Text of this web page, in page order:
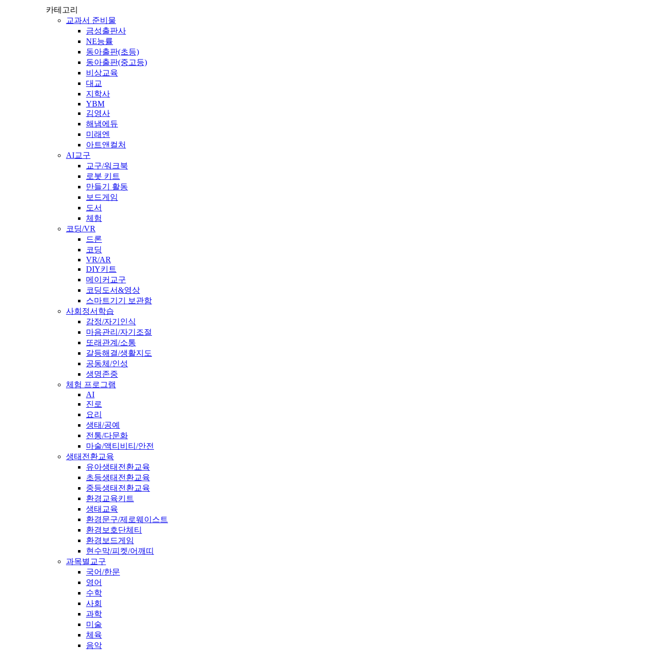
카테고리
교과서 준비물
금성출판사
NE능률
동아출판(초등)
동아출판(중고등)
비상교육
대교
지학사
YBM
김영사
해냄에듀
미래엔
아트앤컬처
AI교구
교구/워크북
로봇 키트
만들기 활동
보드게임
도서
체험
코딩/VR
드론
코딩
VR/AR
DIY키트
메이커교구
코딩도서&영상
스마트기기 보관함
사회정서학습
감정/자기인식
마음관리/자기조절
또래관계/소통
갈등해결/생활지도
공동체/인성
생명존중
체험 프로그램
AI
진로
요리
생태/공예
전통/다문화
마술/액티비티/안전
생태전환교육
유아생태전환교육
초등생태전환교육
중등생태전환교육
환경교육키트
생태교육
환경문구/제로웨이스트
환경보호단체티
환경보드게임
현수막/피켓/어깨띠
과목별교구
국어/한문
영어
수학
사회
과학
미술
체육
음악